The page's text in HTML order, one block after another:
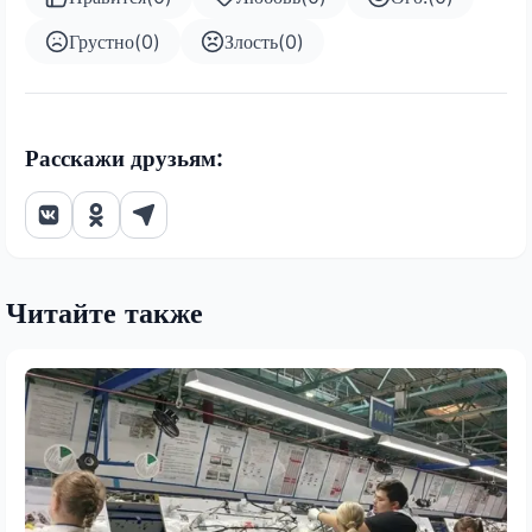
Грустно(0) Злость(0)
Расскажи друзьям:
Читайте также